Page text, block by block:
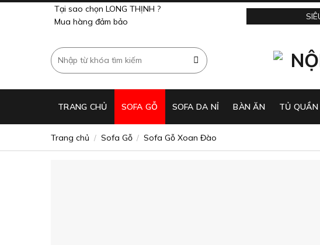
Tại sao chọn LONG THỊNH ?
Mua hàng đảm bảo
Tìm
kiếm:
TRANG CHỦ SOFA GỖ SOFA DA NỈ BÀN ĂN TỦ
Trang chủ / Sofa Gỗ / Sofa Gỗ Xoan Đào